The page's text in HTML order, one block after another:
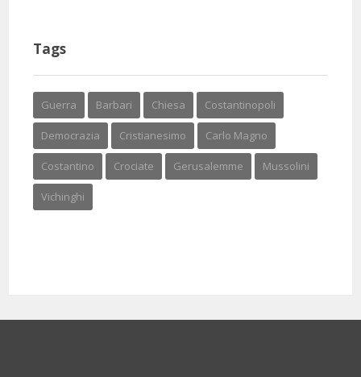
Tags
Guerra Barbari Chiesa Costantinopoli
Democrazia Cristianesimo Carlo Magno
Costantino Crociate Gerusalemme Mussolini
Vichinghi